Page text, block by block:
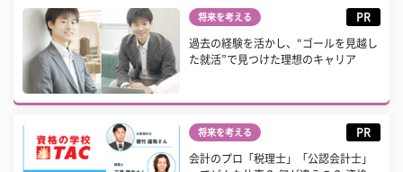
将来を考える PR
過去の経験を活かし、“ゴールを見越し
た就活”で見つけた理想のキャリア
将来を考える PR
会計のプロ「税理士」「公認会計士」